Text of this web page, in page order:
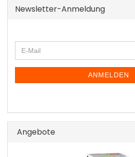
Newsletter-Anmeldung
ZUR
E-
Mail
ANMELDEN
Angebote